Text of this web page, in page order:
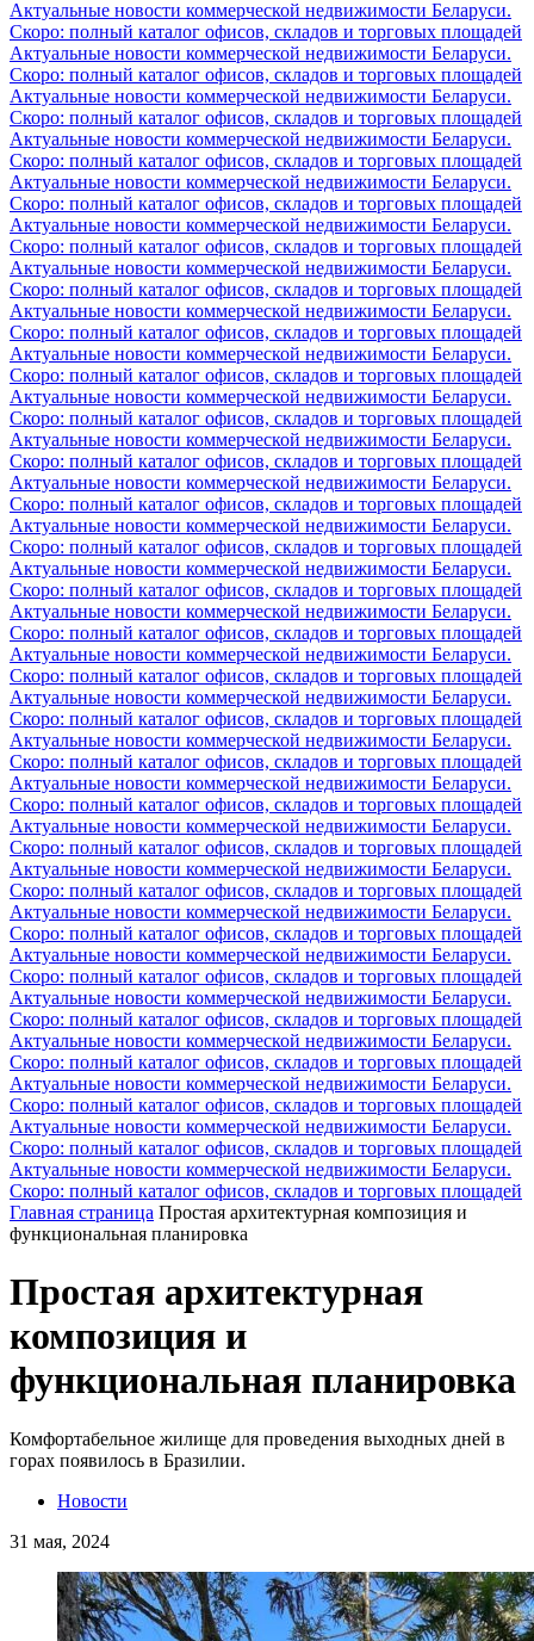
Актуальные новости коммерческой недвижимости Беларуси.
Скоро: полный каталог офисов, складов и торговых площадей
Актуальные новости коммерческой недвижимости Беларуси.
Скоро: полный каталог офисов, складов и торговых площадей
Актуальные новости коммерческой недвижимости Беларуси.
Скоро: полный каталог офисов, складов и торговых площадей
Актуальные новости коммерческой недвижимости Беларуси.
Скоро: полный каталог офисов, складов и торговых площадей
Актуальные новости коммерческой недвижимости Беларуси.
Скоро: полный каталог офисов, складов и торговых площадей
Актуальные новости коммерческой недвижимости Беларуси.
Скоро: полный каталог офисов, складов и торговых площадей
Актуальные новости коммерческой недвижимости Беларуси.
Скоро: полный каталог офисов, складов и торговых площадей
Актуальные новости коммерческой недвижимости Беларуси.
Скоро: полный каталог офисов, складов и торговых площадей
Актуальные новости коммерческой недвижимости Беларуси.
Скоро: полный каталог офисов, складов и торговых площадей
Актуальные новости коммерческой недвижимости Беларуси.
Скоро: полный каталог офисов, складов и торговых площадей
Актуальные новости коммерческой недвижимости Беларуси.
Скоро: полный каталог офисов, складов и торговых площадей
Актуальные новости коммерческой недвижимости Беларуси.
Скоро: полный каталог офисов, складов и торговых площадей
Актуальные новости коммерческой недвижимости Беларуси.
Скоро: полный каталог офисов, складов и торговых площадей
Актуальные новости коммерческой недвижимости Беларуси.
Скоро: полный каталог офисов, складов и торговых площадей
Актуальные новости коммерческой недвижимости Беларуси.
Скоро: полный каталог офисов, складов и торговых площадей
Актуальные новости коммерческой недвижимости Беларуси.
Скоро: полный каталог офисов, складов и торговых площадей
Актуальные новости коммерческой недвижимости Беларуси.
Скоро: полный каталог офисов, складов и торговых площадей
Актуальные новости коммерческой недвижимости Беларуси.
Скоро: полный каталог офисов, складов и торговых площадей
Актуальные новости коммерческой недвижимости Беларуси.
Скоро: полный каталог офисов, складов и торговых площадей
Актуальные новости коммерческой недвижимости Беларуси.
Скоро: полный каталог офисов, складов и торговых площадей
Актуальные новости коммерческой недвижимости Беларуси.
Скоро: полный каталог офисов, складов и торговых площадей
Актуальные новости коммерческой недвижимости Беларуси.
Скоро: полный каталог офисов, складов и торговых площадей
Актуальные новости коммерческой недвижимости Беларуси.
Скоро: полный каталог офисов, складов и торговых площадей
Актуальные новости коммерческой недвижимости Беларуси.
Скоро: полный каталог офисов, складов и торговых площадей
Актуальные новости коммерческой недвижимости Беларуси.
Скоро: полный каталог офисов, складов и торговых площадей
Актуальные новости коммерческой недвижимости Беларуси.
Скоро: полный каталог офисов, складов и торговых площадей
Актуальные новости коммерческой недвижимости Беларуси.
Скоро: полный каталог офисов, складов и торговых площадей
Актуальные новости коммерческой недвижимости Беларуси.
Скоро: полный каталог офисов, складов и торговых площадей
Главная страница Простая архитектурная композиция и
функциональная планировка
Простая архитектурная
композиция и
функциональная планировка
Комфортабельное жилище для проведения выходных дней в
горах появилось в Бразилии.
Новости
31 мая, 2024